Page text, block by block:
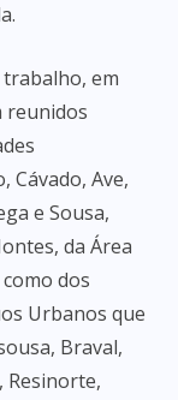
em
reunidos
Cávado, Ave,
e Sousa,
da Área
dos
Urbanos que
Braval,
Resinorte,